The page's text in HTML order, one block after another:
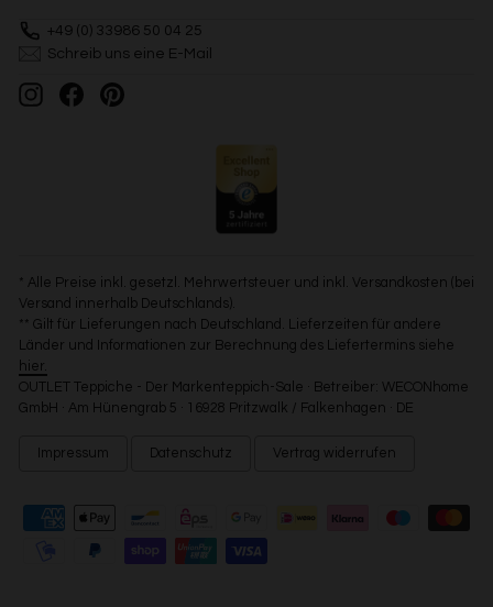
+49 (0) 33986 50 04 25
Schreib uns eine E-Mail
InstagramFacebookPinterest
* Alle Preise inkl. gesetzl. Mehrwertsteuer und inkl. Versandkosten (bei
Versand innerhalb Deutschlands).
** Gilt für Lieferungen nach Deutschland. Lieferzeiten für andere
Länder und Informationen zur Berechnung des Liefertermins siehe
hier.
OUTLET Teppiche - Der Markenteppich-Sale · Betreiber: WECONhome
GmbH · Am Hünengrab 5 · 16928 Pritzwalk / Falkenhagen · DE
Impressum Datenschutz Vertrag widerrufen